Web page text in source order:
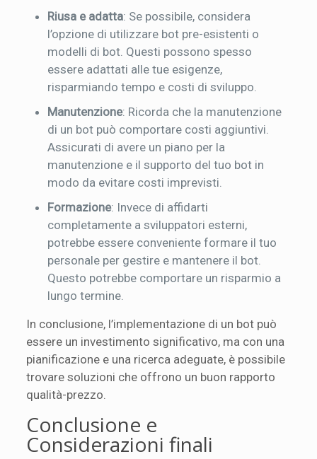
Riusa e adatta: Se possibile, considera
l’opzione di utilizzare bot pre-esistenti o
modelli di bot. Questi possono spesso
essere adattati alle tue esigenze,
risparmiando tempo e costi di sviluppo.
Manutenzione: Ricorda che la manutenzione
di un bot può comportare costi aggiuntivi.
Assicurati di avere un piano per la
manutenzione e il supporto del tuo bot in
modo da evitare costi imprevisti.
Formazione: Invece di affidarti
completamente a sviluppatori esterni,
potrebbe essere conveniente formare il tuo
personale per gestire e mantenere il bot.
Questo potrebbe comportare un risparmio a
lungo termine.
In conclusione, l’implementazione di un bot può
essere un investimento significativo, ma con una
pianificazione e una ricerca adeguate, è possibile
trovare soluzioni che offrono un buon rapporto
qualità-prezzo.
Conclusione e
Considerazioni finali